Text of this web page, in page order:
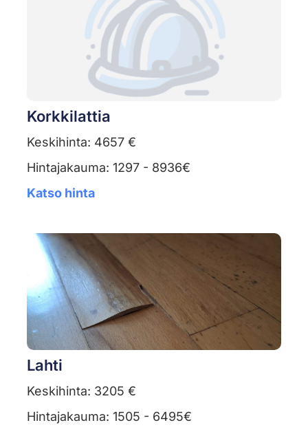
Korkkilattia
Keskihinta: 4657 €
Hintajakauma: 1297 - 8936€
Katso hinta
Lahti
Keskihinta: 3205 €
Hintajakauma: 1505 - 6495€